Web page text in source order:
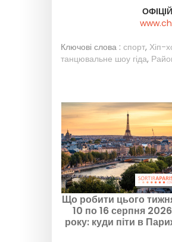
Ключові слова : спорт, Хіп-
танцювальне шоу гіда,
Що робити цього
10 по 16 серпня 2026
року: куди піти в